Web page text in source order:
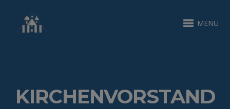
MENU
KIRCHENVORSTAND